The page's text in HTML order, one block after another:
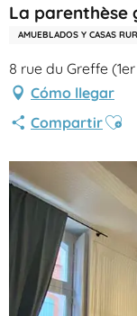
La parenthèse
AMUEBLADOS Y CASAS
8 rue du Greffe
Cómo llegar
Compartir